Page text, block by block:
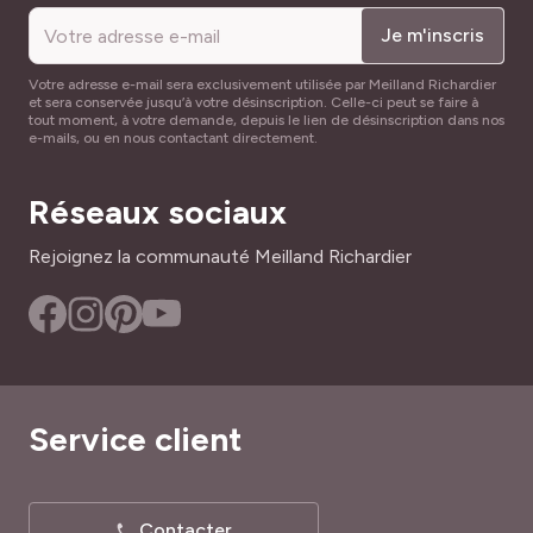
craint ni maladies ni parasites. Une fois planté, vous
pouvez l’oublier. Il ne vous en voudra pas…
Où planter l’orpin des rochers ?
Plante de rocaille par excellence,
l’orpin des rochers
végétalisation des toits. Il s’harmonise naturellement
avec d’autres sédums rampants et les diverses plantes
Ce robuste sédum garnit aussi
Je m'inscris
Votre adresse e-mail sera exclusivement utilisée par Meilland Richardier
et sera conservée jusqu’à votre désinscription. Celle-ci peut se faire à
tout moment, à votre demande, depuis le lien de désinscription dans nos
e-mails, ou en nous contactant directement.
Réseaux sociaux
Rejoignez la communauté Meilland Richardier
Service client